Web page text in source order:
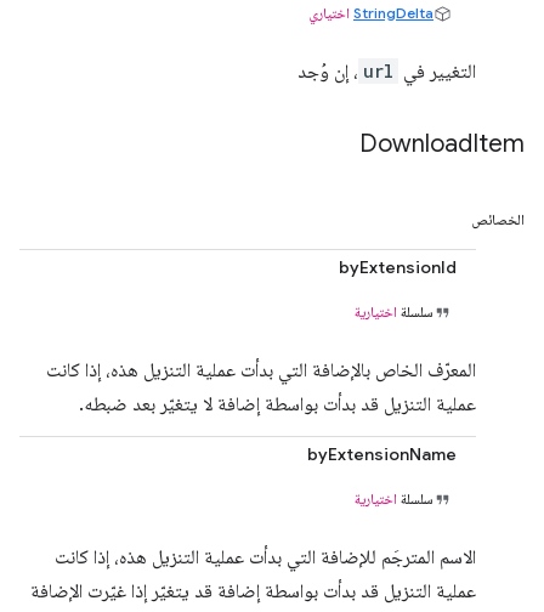
StringDelta اختياري
التغيير في url ، إن وُجد
DownloadItem
الخصائص
byExtensionId
سلسلة اختيارية
المعرّف الخاص بالإضافة التي بدأت عملية التنزيل هذه، إذا كانت
عملية التنزيل قد بدأت بواسطة إضافة لا يتغيّر بعد ضبطه.
byExtensionName
سلسلة اختيارية
الاسم المترجَم للإضافة التي بدأت عملية التنزيل هذه، إذا كانت
عملية التنزيل قد بدأت بواسطة إضافة قد يتغيّر إذا غيّرت الإضافة